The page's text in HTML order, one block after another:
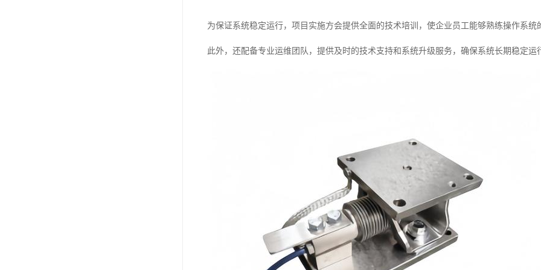
为保证系统稳定运行，项目实施方会提供全面的技术培训，使企业员工能够熟练操作系统
此外，还配备专业运维团队，提供及时的技术支持和系统升级服务，确保系统长期稳定运